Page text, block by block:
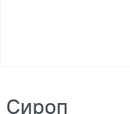
Сироп